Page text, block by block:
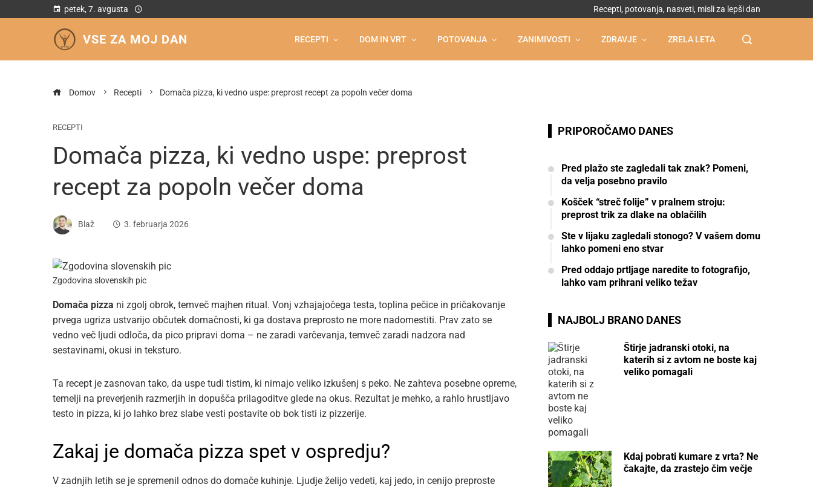
petek, 7. avgusta Recepti, potovanja, nasveti, misli za lepši dan
VSE ZA MOJ DAN RECEPTI DOM IN VRT POTOVANJA ZANIMIVOSTI ZDRAVJE ZRELA LETA
Domov Recepti Domača pizza, ki vedno uspe: preprost recept za popoln večer doma
RECEPTI
Domača pizza, ki vedno uspe: preprost
recept za popoln večer doma
Blaž 3. februarja 2026
Zgodovina slovenskih pic
Domača pizza ni zgolj obrok, temveč majhen ritual. Vonj vzhajajočega testa, toplina pečice in pričakovanje
prvega ugriza ustvarijo občutek domačnosti, ki ga dostava preprosto ne more nadomestiti. Prav zato se
vedno več ljudi odloča, da pico pripravi doma – ne zaradi varčevanja, temveč zaradi nadzora nad
sestavinami, okusi in teksturo.
Ta recept je zasnovan tako, da uspe tudi tistim, ki nimajo veliko izkušenj s peko. Ne zahteva posebne opreme,
temelji na preverjenih razmerjih in dopušča prilagoditve glede na okus. Rezultat je mehko, a rahlo hrustljavo
testo in pizza, ki jo lahko brez slabe vesti postavite ob bok tisti iz pizzerije.
Zakaj je domača pizza spet v ospredju?
V zadnjih letih se je spremenil odnos do domače kuhinje. Ljudje želijo vedeti, kaj jedo, in cenijo preproste
PRIPOROČAMO DANES
Pred plažo ste zagledali tak znak? Pomeni,
da velja posebno pravilo
Košček “streč folije” v pralnem stroju:
preprost trik za dlake na oblačilih
Ste v lijaku zagledali stonogo? V vašem domu
lahko pomeni eno stvar
Pred oddajo prtljage naredite to fotografijo,
lahko vam prihrani veliko težav
NAJBOLJ BRANO DANES
Štirje jadranski otoki, na
katerih si z avtom ne boste kaj
veliko pomagali
Kdaj pobrati kumare z vrta? Ne
čakajte, da zrastejo čim večje